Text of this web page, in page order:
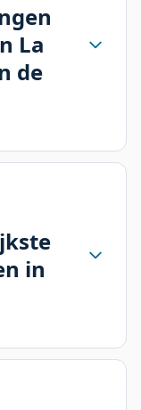
La
de
in